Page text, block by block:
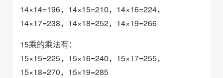
14×14=196，14×15=210，14×16=224，
14×17=238，14×18=252，14×19=266
15乘的乘法有：
15×15=225，15×16=240，15×17=255，
15×18=270，15×19=285